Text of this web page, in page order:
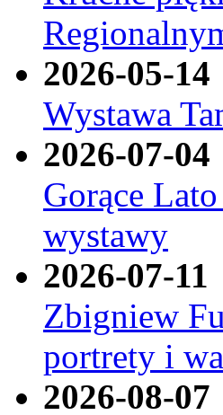
2026-05-14
Wystawa
2026-07-04
Gorące
wystawy
2026-07-11
Zbigniew
portrety i
2026-08-07